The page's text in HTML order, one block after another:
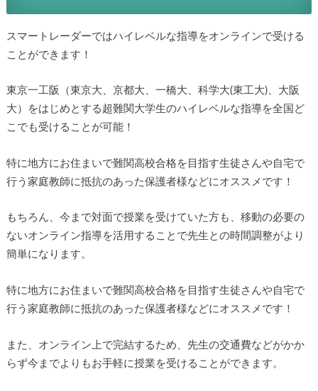
スマートレーダーではハイレベルな指導をオンラインで受ける
ことができます！
東京一工阪（東京大、京都大、一橋大、科学大(東工大)、大阪
大）をはじめとする超難関大学生のハイレベルな指導を全国ど
こでも受けることが可能！
特に地方にお住まいで難関高校合格を目指す生徒さんや自宅で
行う家庭教師に抵抗のあった保護者様などにオススメです！
もちろん、今まで対面で授業を受けていた方も、移動の必要の
ないオンライン指導を活用することで先生との時間調整がより
簡単になります。
特に地方にお住まいで難関高校合格を目指す生徒さんや自宅で
行う家庭教師に抵抗のあった保護者様などにオススメです！
また、オンライン上で完結するため、先生の交通費などがかか
らず今までよりもお手軽に授業を受けることができます。